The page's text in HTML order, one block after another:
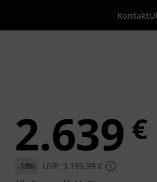
Kontakt
mit Suchwort {searchTerm}
2.639 €
-18%
UVP: 3.199,99 €